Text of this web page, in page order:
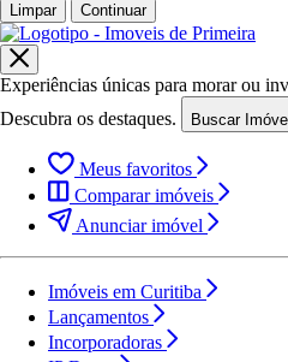
Limpar Continuar
Experiências únicas para morar ou
Descubra os destaques.
Buscar
Meus favoritos
Comparar imóveis
Anunciar imóvel
Imóveis em Curitiba
Lançamentos
Incorporadoras